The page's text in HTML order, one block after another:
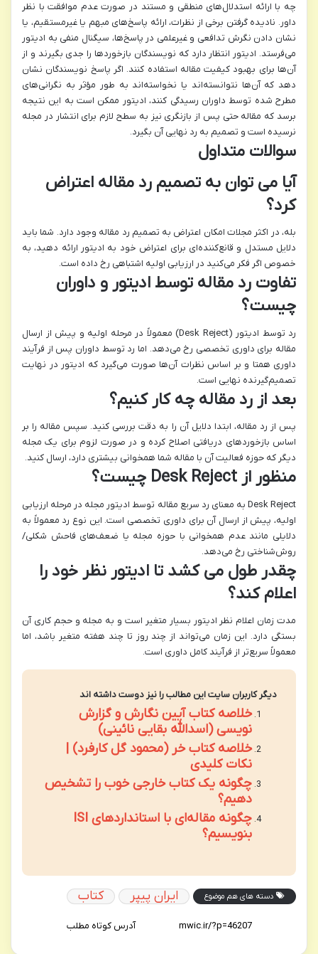
چه با ارائه استدلال‌های منطقی و مستند در صورت عدم موافقت با نظر
داور. نادیده گرفتن برخی از نظرات، ارائه پاسخ‌های مبهم یا غیرمستقیم، یا
نشان دادن نگرش تدافعی و غیرعلمی در پاسخ‌ها، سیگنال منفی به ادیتور
می‌فرستد. ادیتور انتظار دارد که نویسندگان بازخوردها را جدی بگیرند و از
آن‌ها برای بهبود کیفیت مقاله استفاده کنند. اگر پاسخ نویسندگان نشان
دهد که آن‌ها نتوانسته‌اند یا نخواسته‌اند به طور مؤثر به نگرانی‌های
مطرح شده توسط داوران رسیدگی کنند، ادیتور ممکن است به این نتیجه
برسد که مقاله حتی پس از بازنگری نیز به سطح لازم برای انتشار در مجله
نرسیده است و تصمیم به رد نهایی آن بگیرد.
سوالات متداول
آیا می توان به تصمیم رد مقاله اعتراض
کرد؟
بله، در اکثر مجلات امکان اعتراض به تصمیم رد مقاله وجود دارد. شما باید
دلایل مستدل و قانع‌کننده‌ای برای اعتراض خود به ادیتور ارائه دهید، به
خصوص اگر فکر می‌کنید در ارزیابی اولیه اشتباهی رخ داده است.
تفاوت رد مقاله توسط ادیتور و داوران
چیست؟
رد توسط ادیتور (Desk Reject) معمولاً در مرحله اولیه و پیش از ارسال
مقاله برای داوری تخصصی رخ می‌دهد. اما رد توسط داوران پس از فرآیند
داوری همتا و بر اساس نظرات آن‌ها صورت می‌گیرد که ادیتور در نهایت
تصمیم‌گیرنده نهایی است.
بعد از رد مقاله چه کار کنیم؟
پس از رد مقاله، ابتدا دلایل آن را به دقت بررسی کنید. سپس مقاله را بر
اساس بازخوردهای دریافتی اصلاح کرده و در صورت لزوم برای یک مجله
دیگر که حوزه فعالیت آن با مقاله شما همخوانی بیشتری دارد، ارسال کنید.
منظور از Desk Reject چیست؟
Desk Reject به معنای رد سریع مقاله توسط ادیتور مجله در مرحله ارزیابی
اولیه، پیش از ارسال آن برای داوری تخصصی است. این نوع رد معمولاً به
دلایلی مانند عدم همخوانی با حوزه مجله یا ضعف‌های فاحش شکلی/
روش‌شناختی رخ می‌دهد.
چقدر طول می کشد تا ادیتور نظر خود را
اعلام کند؟
مدت زمان اعلام نظر ادیتور بسیار متغیر است و به مجله و حجم کاری آن
بستگی دارد. این زمان می‌تواند از چند روز تا چند هفته متغیر باشد، اما
معمولاً سریع‌تر از فرآیند کامل داوری است.
دیگر کاربران سایت این مطالب را نیز دوست داشته اند
خلاصه کتاب آیین نگارش و گزارش
نویسی (اسدالله بقایی نائینی)
خلاصه کتاب خر (محمود گل کارفرد) |
نکات کلیدی
چگونه یک کتاب خارجی خوب را تشخیص
دهیم؟
چگونه مقاله‌ای با استانداردهای ISI
بنویسیم؟
دسته های هم موضوع ایران پیپر کتاب
آدرس کوتاه مطلب